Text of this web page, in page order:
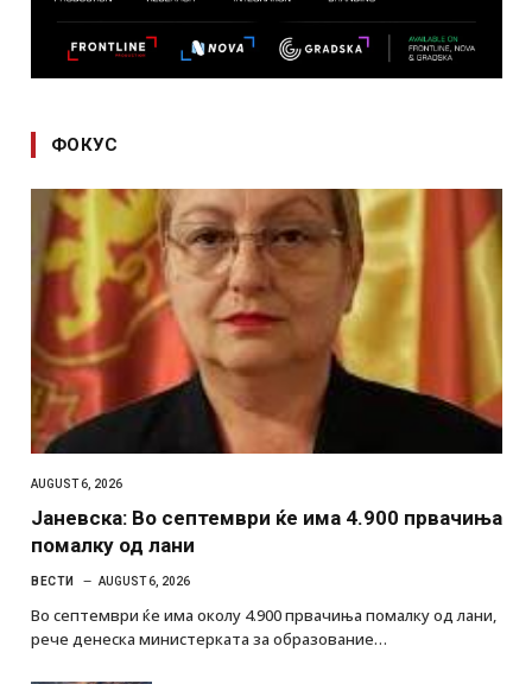
ФОКУС
AUGUST 6, 2026
Јаневска: Во септември ќе има 4.900 првачиња
помалку од лани
ВЕСТИ AUGUST 6, 2026
Во септември ќе има околу 4.900 првачиња помалку од лани,
рече денеска министерката за образование…